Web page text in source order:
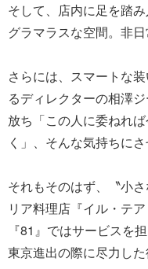
そして、店内に足を踏
グラマラスな空間。非
さらには、スマートな
るディレクターの相澤
放ち「この人に委ねれ
く」、そんな気持ちにさ
それもそのはず、〝小
リア料理店『イル・テ
『81』ではサービスを
東京進出の際に尽力した